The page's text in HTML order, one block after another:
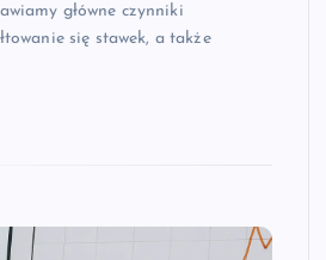
główne czynniki
się stawek, a także